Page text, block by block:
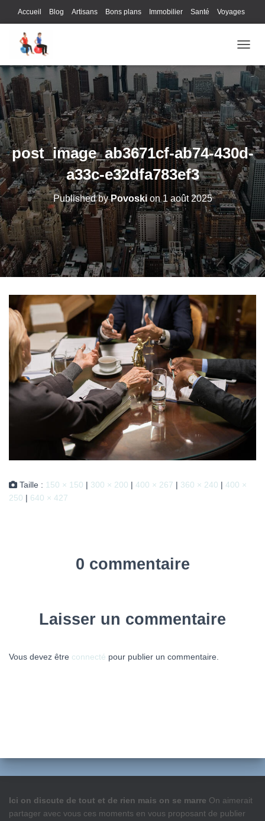
Accueil Blog Artisans Bons plans Immobilier Santé Voyages
Lifestyle
Juridique Logistique Publicité Technologie
post_image_ab3671cf-ab74-430d-
a33c-e32dfa783ef3
Published byPovoskion1 août 2025
Taille : 150 × 150 | 300 × 200 | 400 × 267 | 360 × 240 | 400 ×
250 | 640 × 427
0 commentaire
Laisser un commentaire
Vous devez être connecté pour publier un commentaire.
Ici on discute de tout et de rien mais on se marre On aimerait
partager avec vous ces moments en vous proposant de publier